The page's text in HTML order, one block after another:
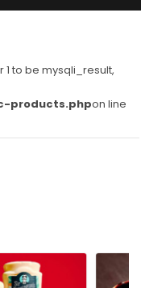
to be mysqli_result,
products.phpon line